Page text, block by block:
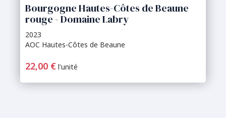
Bourgogne Hautes-Côtes de Beaune
rouge - Domaine Labry
2023
AOC Hautes-Côtes de Beaune
22,00 € l'unité